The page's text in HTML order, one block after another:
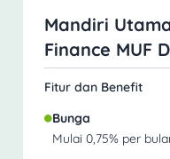
Mandiri
Finance MUF
Mobil
Fitur dan Benefit
Bunga
Mulai 0,75% per